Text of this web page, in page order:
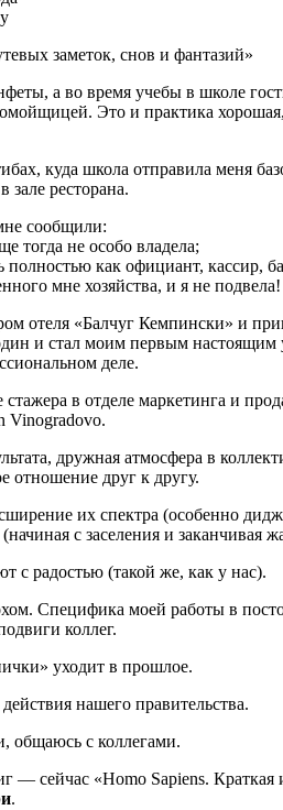
заметок, снов и фантазий»
а во время учебы в школе
Это и практика
куда школа отправила меня
ресторана.
сообщили:
тогда не особо владела;
полностью как официант, кассир,
мне хозяйства, и я не подвела!
отеля «Балчуг Кемпински» и
и стал моим первым настоящим
деле.
в отделе маркетинга и
Vinogradovo.
дружная атмосфера в
отношение друг к другу.
их спектра (особенно
с заселения и заканчивая
с радостью (такой же, как у нас).
Специфика моей работы в
коллег.
уходит в прошлое.
действия нашего правительства.
общаюсь с коллегами.
сейчас «Homo Sapiens. Краткая
.